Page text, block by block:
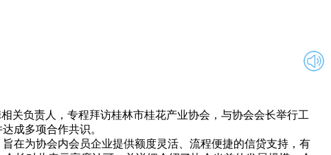
负责人，专程拜访桂林市桂花产业协会，与协会会长举行工
成多项合作共识。
为协会内会员企业提供额度灵活、流程便捷的信贷支持，有